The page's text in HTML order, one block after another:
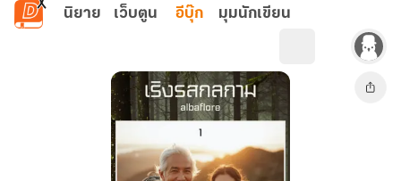
ข้ามไปยังเนื้อหาหลัก
นิยาย เว็บตูน อีบุ๊ก มุมนักเขียน